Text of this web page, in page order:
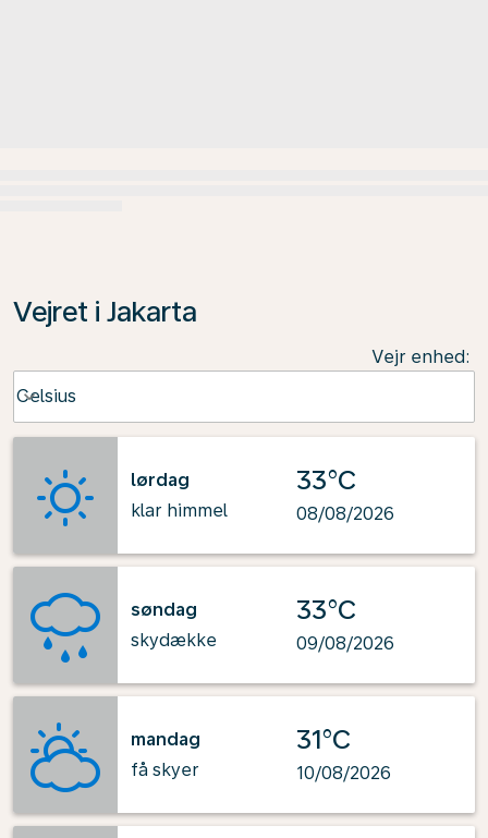
Vejret i Jakarta
Vejr enhed:
Celsius
keyboard_arrow_down
lørdag
klar himmel
33°C
08/08/2026
søndag
skydække
33°C
09/08/2026
mandag
få skyer
31°C
10/08/2026